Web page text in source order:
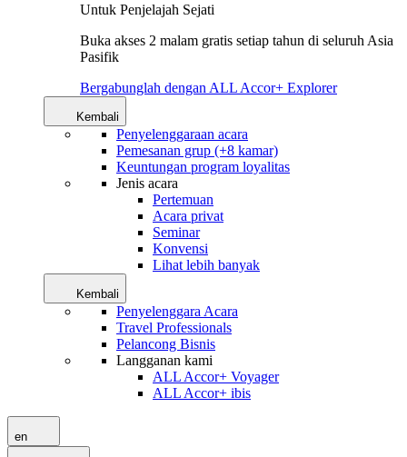
Untuk Penjelajah Sejati
Buka akses 2 malam gratis setiap tahun di seluruh Asia
Pasifik
Bergabunglah dengan ALL Accor+ Explorer
Kembali
Penyelenggaraan acara
Pemesanan grup (+8 kamar)
Keuntungan program loyalitas
Jenis acara
Pertemuan
Acara privat
Seminar
Konvensi
Lihat lebih banyak
Kembali
Penyelenggara Acara
Travel Professionals
Pelancong Bisnis
Langganan kami
ALL Accor+ Voyager
ALL Accor+ ibis
en